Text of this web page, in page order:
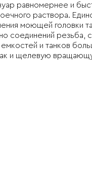
равномернее и
раствора.
моющей головки
соединений резьба,
и танков
и щелевую